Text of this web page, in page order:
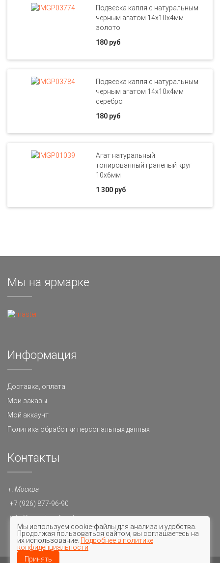
Подвеска капля с натуральным
черным агатом 14х10х4мм
золото
180 руб
Подвеска капля с натуральным
черным агатом 14х10х4мм
серебро
180 руб
Агат натуральный
тонированный граненый круг
10х6мм
1 300 руб
Мы на ярмарке
Информация
Доставка, оплата
Мои заказы
Мой аккаунт
Политика обработки персональных данных
Контакты
г. Москва
+7 (926) 877-96-90
info@premium-furnitura.ru
10-20
Мы используем cookie-файлы для анализа и удобства.
Продолжая пользоваться сайтом, вы соглашаетесь на
их использование. Подробнее в политике
конфиденциальности
Принять